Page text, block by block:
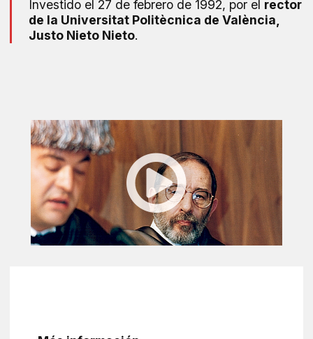
Investido el 27 de febrero de 1992, por el rector
de la Universitat Politècnica de València,
Justo Nieto Nieto.